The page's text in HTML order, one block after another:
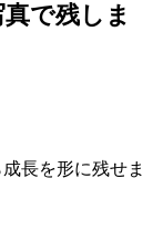
で残しま
長を形に残せま